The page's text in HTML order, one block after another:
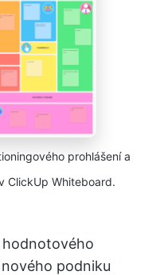
prohlášení a
ClickUp Whiteboard.
podniku